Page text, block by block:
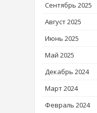
Сентябрь 2025
Август 2025
Июнь 2025
Май 2025
Декабрь 2024
Март 2024
Февраль 2024